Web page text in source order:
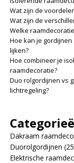
Wat zijn de
Wat zijn de
Welke
Hoe kan je
lijken?
Hoe combineer je
raamdecoratie?
Duo rolgordijnen vs
lichtregeling?
Dakraam
Duorolgordijnen
Elektrische